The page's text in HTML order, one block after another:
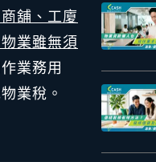
舖、工廈
業雖無須
業務用
業稅。